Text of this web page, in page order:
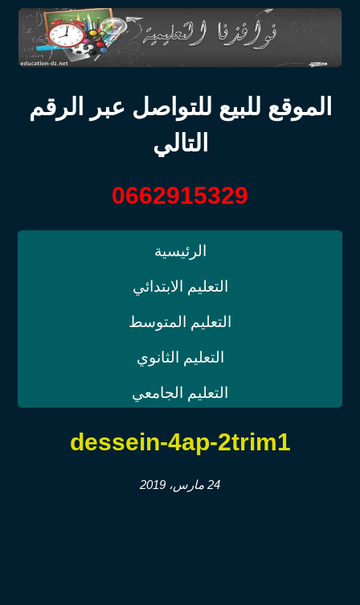
الموقع للبيع للتواصل عبر الرقم
التالي
0662915329
الرئيسية
التعليم الابتدائي
التعليم المتوسط
التعليم الثانوي
التعليم الجامعي
dessein-4ap-2trim1
24 مارس، 2019